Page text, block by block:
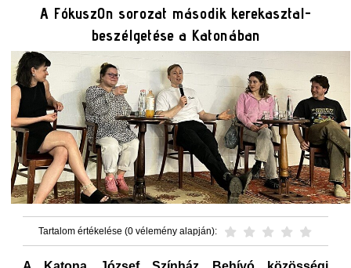
A FókuszOn sorozat második kerekasztal-
beszélgetése a Katonában
Tartalom értékelése (0 vélemény alapján):